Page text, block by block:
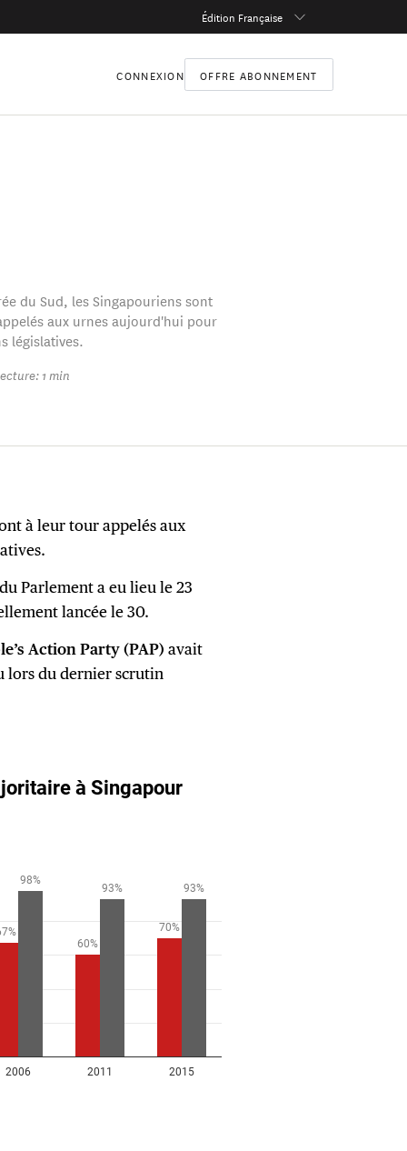
Édition Française
CONNEXION OFFRE ABONNEMENT
du Sud, les Singapouriens sont
aux urnes aujourd'hui pour
législatives.
1 min
à leur tour appelés aux
Parlement a eu lieu le 23
lancée le 30.
Action Party (PAP) avait
lors du dernier scrutin